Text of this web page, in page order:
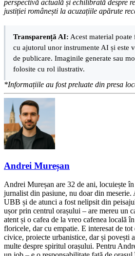
perspectivă actuală și echilibrată despre
justiției românești la acuzațiile apărute
Transparență AI: Acest material poate
cu ajutorul unor instrumente AI și este
de publicare. Imaginile generate sau
folosite cu rol ilustrativ.
*Informațiile au fost preluate din presa
Andrei Mureșan
Andrei Mureșan are 32 de ani, locuiește
jurnalist din pasiune, nu doar din
UBB și de atunci a fost nelipsit din
ușor prin centrul orașului – are mereu un
atent și o cafea de la vreo cafenea locală
floricele, dar cu empatie. E interesat de
civice, proiecte urbanistice, dar și povești
multe despre spiritul orașului. Pentru